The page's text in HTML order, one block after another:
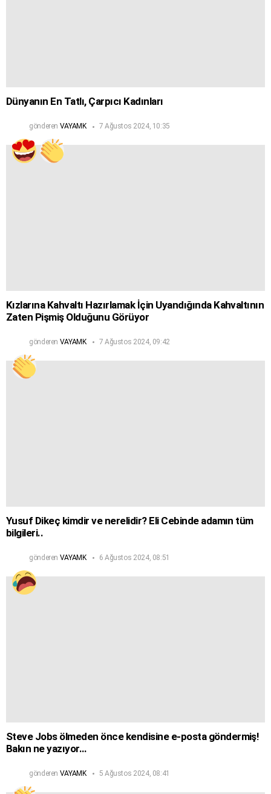
Dünyanın En Tatlı, Çarpıcı Kadınları
gönderen VAYAMK 7 Ağustos 2024, 10:35
Kızlarına Kahvaltı Hazırlamak İçin Uyandığında Kahvaltının
Zaten Pişmiş Olduğunu Görüyor
gönderen VAYAMK 7 Ağustos 2024, 09:42
Yusuf Dikeç kimdir ve nerelidir? Eli Cebinde adamın tüm
bilgileri..
gönderen VAYAMK 6 Ağustos 2024, 08:51
Steve Jobs ölmeden önce kendisine e-posta göndermiş!
Bakın ne yazıyor…
gönderen VAYAMK 5 Ağustos 2024, 08:41